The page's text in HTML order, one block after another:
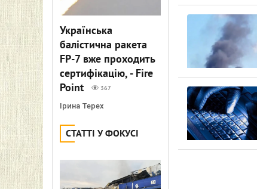
Українська
балістична ракета
FP-7 вже проходить
сертифікацію, - Fire
Point
367
Ірина Терех
СТАТТІ У ФОКУСІ